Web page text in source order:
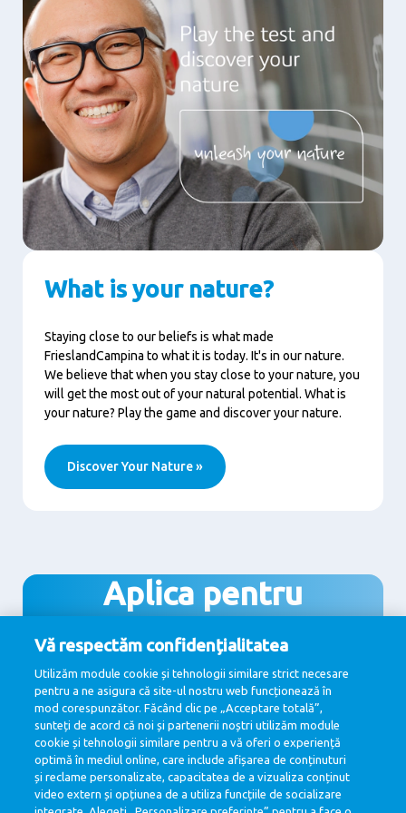
What is your nature?
Staying close to our beliefs is what made
FrieslandCampina to what it is today. It's in our nature.
We believe that when you stay close to your nature, you
will get the most out of your natural potential. What is
your nature? Play the game and discover your nature.
Discover Your Nature »
Aplica pentru
#unjobcareconteaza,
#asacumsecuvine
Vezi toate pozitiile disponibile
Vă respectăm confidențialitatea
Utilizăm module cookie și tehnologii similare strict necesare
pentru a ne asigura că site-ul nostru web funcționează în
mod corespunzător. Făcând clic pe „Acceptare totală”,
sunteți de acord că noi și partenerii noștri utilizăm module
cookie și tehnologii similare pentru a vă oferi o experiență
optimă în mediul online, care include afișarea de conținuturi
și reclame personalizate, capacitatea de a vizualiza conținut
video extern și opțiunea de a utiliza funcțiile de socializare